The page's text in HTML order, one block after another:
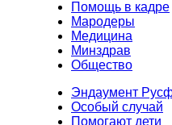
Помощь в кадре
Мародеры
Медицина
Минздрав
Общество
Эндаумент
Особый случай
Помогают дети